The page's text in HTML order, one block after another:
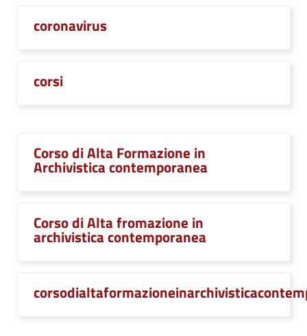
coronavirus
corsi
Corso di Alta Formazione in
Archivistica contemporanea
Corso di Alta fromazione in
archivistica contemporanea